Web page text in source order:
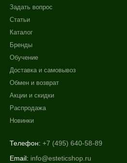
Задать вопрос
Статьи
Каталог
Бренды
Обучение
Доставка и самовывоз
Обмен и возврат
Акции и скидки
Распродажа
Новинки
Телефон: +7 (495) 640-58-89
Email: info@esteticshop.ru